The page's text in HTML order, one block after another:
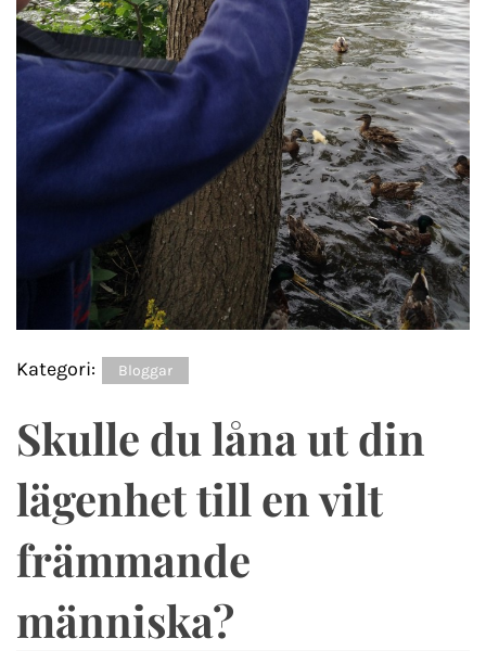
Kategori: Bloggar
Skulle du låna ut din
lägenhet till en vilt
främmande
människa?